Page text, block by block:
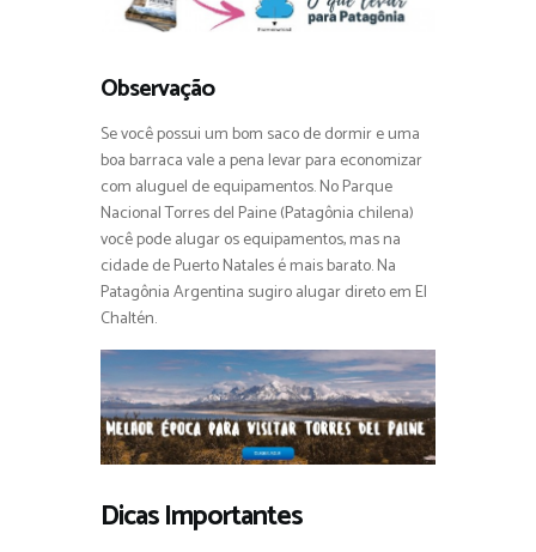
Observação
Se você possui um bom saco de dormir e uma
boa barraca vale a pena levar para economizar
com aluguel de equipamentos. No Parque
Nacional Torres del Paine (Patagônia chilena)
você pode alugar os equipamentos, mas na
cidade de Puerto Natales é mais barato. Na
Patagônia Argentina sugiro alugar direto em El
Chaltén.
Dicas Importantes